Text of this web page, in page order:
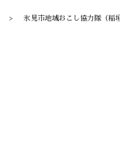
氷見市地域おこし協力隊（稲